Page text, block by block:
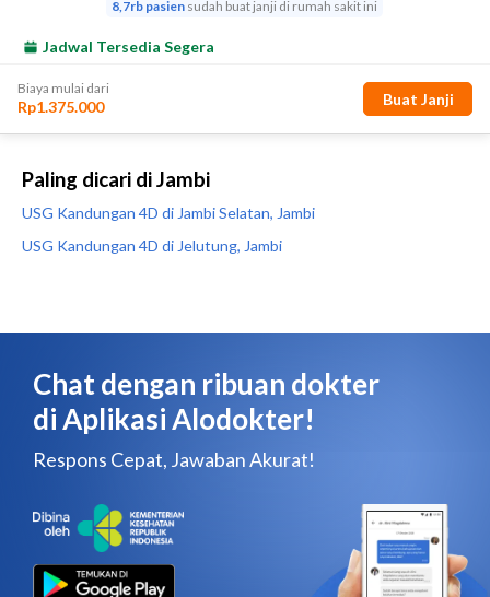
Paling dicari di Jambi
USG Kandungan 4D di Jambi Selatan, Jambi
USG Kandungan 4D di Jelutung, Jambi